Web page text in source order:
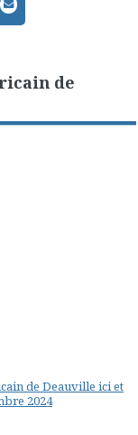
de
de Deauville ici et
2024